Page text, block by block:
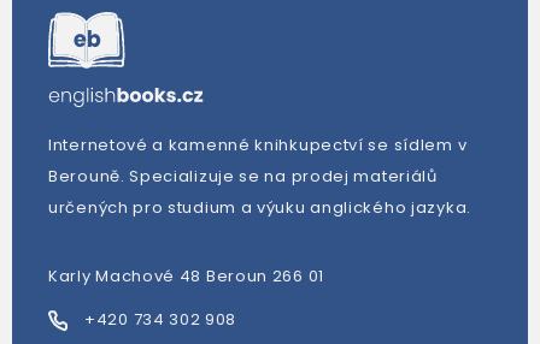
Internetové a kamenné knihkupectví se sídlem v
Berouně. Specializuje se na prodej materiálů
určených pro studium a výuku anglického jazyka.
Karly Machové 48 Beroun 266 01
+420 734 302 908